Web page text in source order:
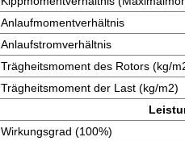
Anlaufmomentverhältnis
Anlaufstromverhältnis
Trägheitsmoment des Rotors (kg/
Trägheitsmoment der Last (kg/m2)
Wirkungsgrad (100%)